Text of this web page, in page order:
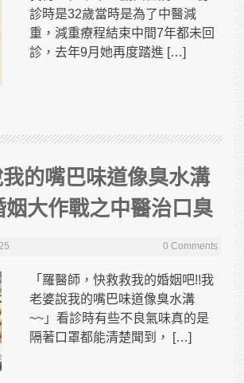
診時是32歲當時是為了中醫減
重，減重療程結束中間7年都未回
診，去年9月她再度踏進 […]
我的嘴巴味道像臭水溝
姻大作戰之中醫治口臭
0 Comments
「羅醫師，快救救我的婚姻吧!!我
老婆說我的嘴巴味道像臭水溝
~~」看診時有些不良氣味真的是
隔著口罩都能清楚聞到， […]